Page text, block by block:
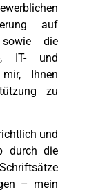
auf
sowie die
, IT- und
Ihnen
zu
und
durch die
– mein